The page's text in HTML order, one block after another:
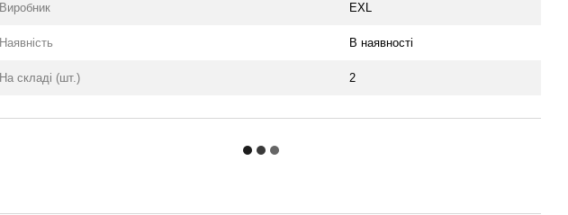
Виробник EXL
Наявність В наявності
На складі (шт.) 2